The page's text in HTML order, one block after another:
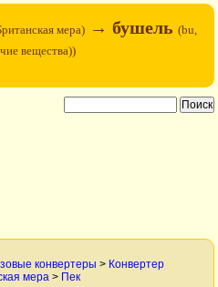
мера) → бушель (bu,
вещества))
конвертеры > Конвертер
мера > Пек